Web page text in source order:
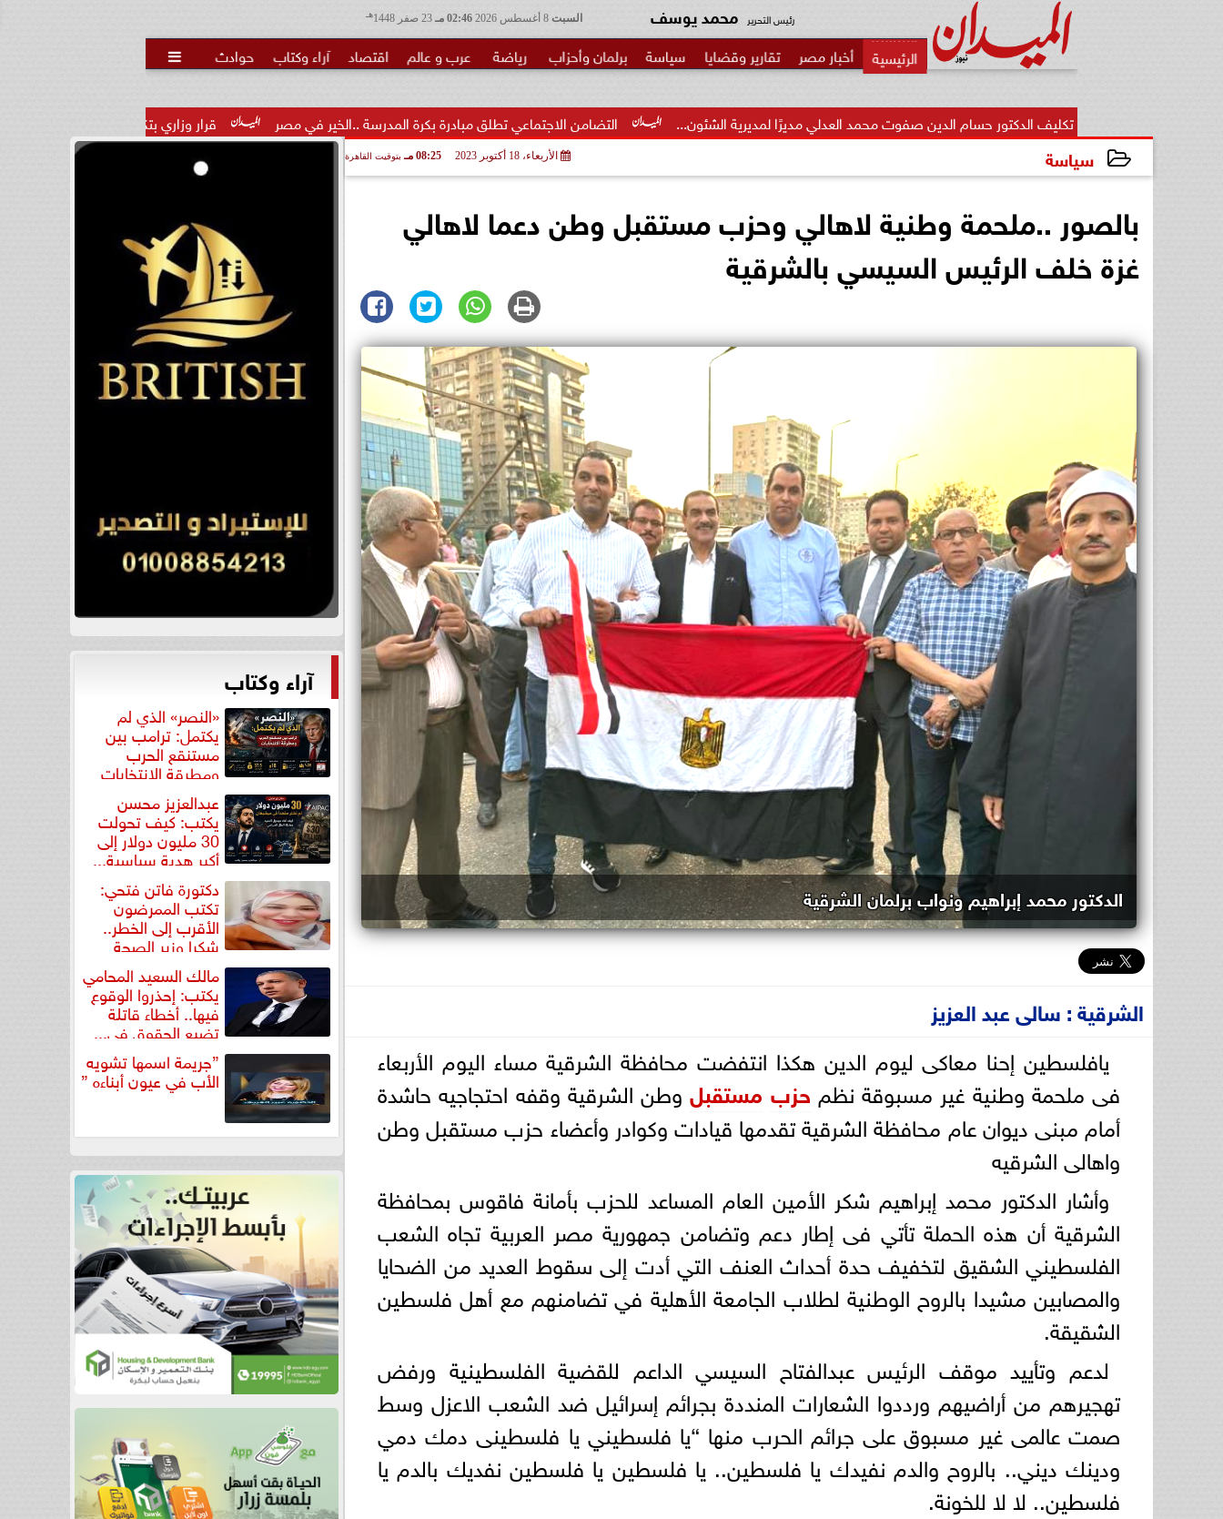
السبت 02:46 مـ هـ رئيس التحرير محمد يوسف
أخبار مصر تقارير وقضايا سياسة برلمان وأحزاب رياضة عرب و عالم اقتصاد آراء وكتاب حوادث 
قرار وزاري بتكليف الدكتور تامر عاطف مدكور مديرًا لمديرية التضامن الاجتماعي تطلق مبادرة بكرة المدرسة ..الخير في مصر تكليف الدكتور حسام الدين صفوت محمد العدلي مديرًا لمديرية الشئون...
سياسة الأربعاء، 18 أكتوبر 2023 08:25 مـ بتوقيت القاهرة
بالصور ..ملحمة وطنية لاهالي وحزب مستقبل وطن دعما لاهالي
غزة خلف الرئيس السيسي بالشرقية
الدكتور محمد إبراهيم ونواب برلمان الشرقية
الشرقية : سالى عبد العزيز
يافلسطين إحنا معاكى ليوم الدين هكذا انتفضت محافظة الشرقية مساء اليوم الأربعاء
فى ملحمة وطنية غير مسبوقة نظم حزب مستقبلوطن الشرقية وقفه احتجاجيه حاشدة
أمام مبنى ديوان عام محافظة الشرقية تقدمها قيادات وكوادر وأعضاء حزب مستقبل وطن
واهالى الشرقيه
وأشار الدكتور محمد إبراهيم شكر الأمين العام المساعد للحزب بأمانة فاقوس بمحافظة
الشرقية أن هذه الحملة تأتي فى إطار دعم وتضامن جمهورية مصر العربية تجاه الشعب
الفلسطيني الشقيق لتخفيف حدة أحداث العنف التي أدت إلى سقوط العديد من الضحايا
والمصابين مشيدا بالروح الوطنية لطلاب الجامعة الأهلية في تضامنهم مع أهل فلسطين
الشقيقة.
لدعم وتأييد موقف الرئيس عبدالفتاح السيسي الداعم للقضية الفلسطينية ورفض
تهجيرهم من أراضيهم ورددوا الشعارات المنددة بجرائم إسرائيل ضد الشعب الاعزل وسط
صمت عالمى غير مسبوق على جرائم الحرب منها “يا فلسطيني يا فلسطينى دمك دمي
ودينك ديني.. بالروح والدم نفيدك يا فلسطين.. يا فلسطين يا فلسطين نفديك بالدم يا
فلسطين.. لا لا للخونة.
آراء وكتاب
«النصر» الذي لم
يكتمل: ترامب بين
مستنقع الحرب
ومطرقة الانتخابات
عبدالعزيز محسن
يكتب: كيف تحولت
30 مليون دولار إلى
أكبر هدية سياسية...
دكتورة فاتن فتحي:
تكتب الممرضون
الأقرب إلى الخطر..
شكرا وزير الصحة
لتكريم... مالك السعيد المحامي
يكتب: إحذروا الوقوع
فيها.. أخطاء قاتلة
تضيع الحقوق في...
”جريمة اسمها تشويه
الأب في عيون أبناءه ”